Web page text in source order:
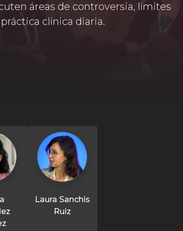
áreas de controversia, límites
clínica diaria.
Laura Sanchis
Ruiz